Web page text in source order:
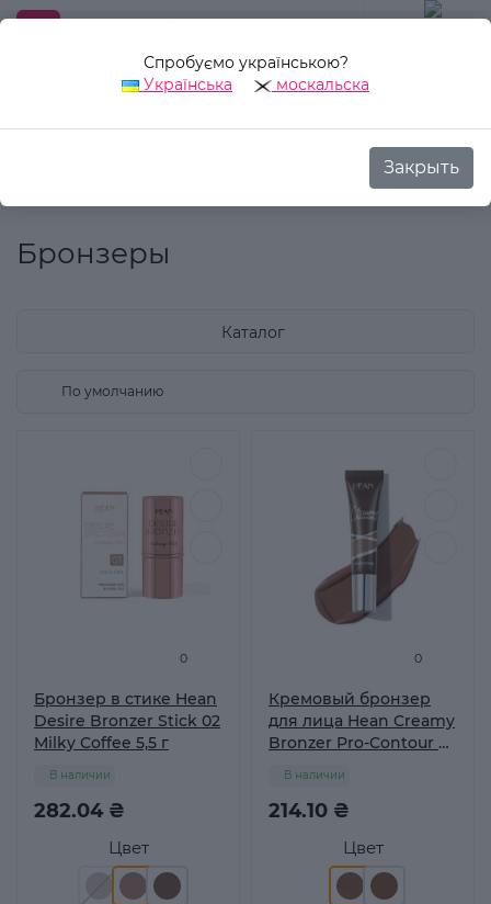
Декоративная косметика Для
Спробуємо українською?
Українська
москальска
Закрыть
Бронзеры
Каталог
0
Бронзер в стике Hean
Desire Bronzer Stick 02
Milky Coffee 5,5 г
Цвет
282.04 ₴
В наличии
0
Кремовый бронзер
для лица Hean Creamy
Bronzer Pro-Contour 01
Цвет
214.10 ₴
В наличии